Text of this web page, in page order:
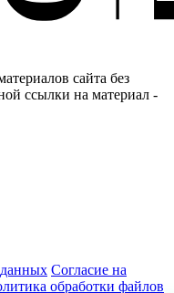
сайта без
ссылки на материал -
Согласие на
обработки файлов